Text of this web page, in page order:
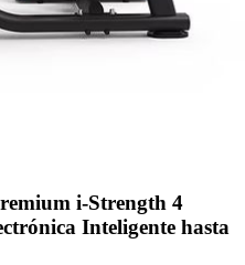
i-Strength 4
Inteligente hasta